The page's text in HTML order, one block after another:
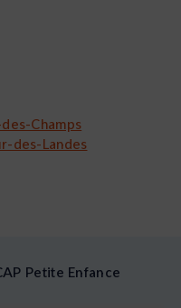
Champs
des-Landes
Petite Enfance